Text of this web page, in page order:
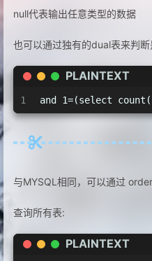
null代表输出任意类型的数据
也可以通过独有的dual表来判
PLAINTEXT
1 and 1=(select
与MYSQL相同，可以通过
查询所有表:
PLAINTEXT